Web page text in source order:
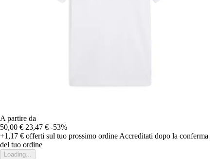
A partire da
50,00 € 23,47 € -53%
+1,17 € offerti sul tuo prossimo ordine Accreditati dopo la conferma
del tuo ordine
Loading...